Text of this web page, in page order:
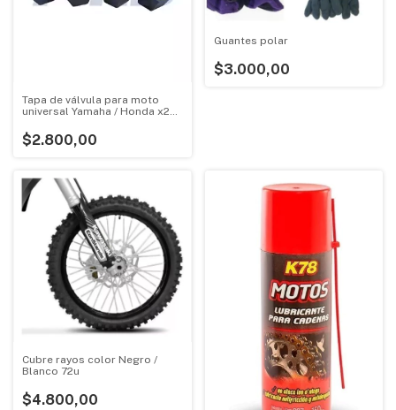
Tapa de válvula para moto
universal Yamaha / Honda x2
$2.800,00
Guantes polar
$3.000,00
Cubre rayos color Negro /
Blanco 72u
$4.800,00